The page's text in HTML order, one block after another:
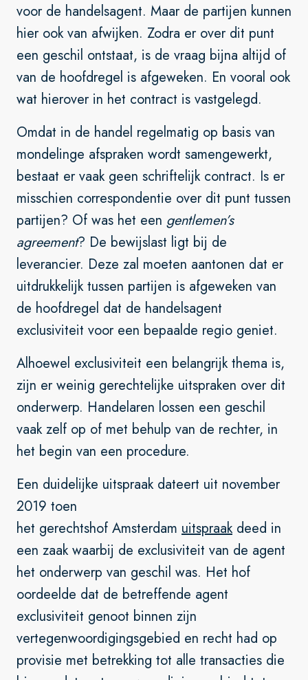
voor de handelsagent. Maar de partijen kunnen
hier ook van afwijken. Zodra er over dit punt
een geschil ontstaat, is de vraag bijna altijd of
van de hoofdregel is afgeweken. En vooral ook
wat hierover in het contract is vastgelegd.
Omdat in de handel regelmatig op basis van
mondelinge afspraken wordt samengewerkt,
bestaat er vaak geen schriftelijk contract. Is er
misschien correspondentie over dit punt tussen
partijen? Of was het een gentlemen’s
agreement? De bewijslast ligt bij de
leverancier. Deze zal moeten aantonen dat er
uitdrukkelijk tussen partijen is afgeweken van
de hoofdregel dat de handelsagent
exclusiviteit voor een bepaalde regio geniet.
Alhoewel exclusiviteit een belangrijk thema is,
zijn er weinig gerechtelijke uitspraken over dit
onderwerp. Handelaren lossen een geschil
vaak zelf op of met behulp van de rechter, in
het begin van een procedure.
Een duidelijke uitspraak dateert uit november
2019 toen
het gerechtshof Amsterdam uitspraakdeed in
een zaak waarbij de exclusiviteit van de agent
het onderwerp van geschil was. Het hof
oordeelde dat de betreffende agent
exclusiviteit genoot binnen zijn
vertegenwoordigingsgebied en recht had op
provisie met betrekking tot alle transacties die